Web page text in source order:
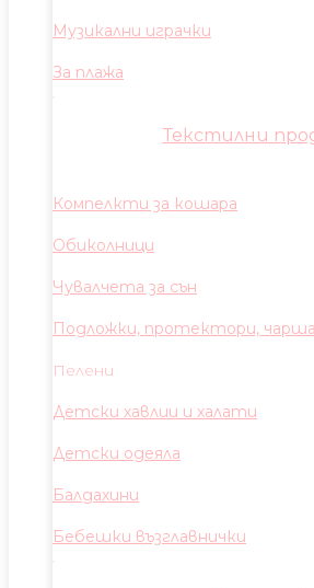
Музикални играчки
За плажа
Текстилни
Компелкти за кошара
Обиколници
Чувалчета за сън
Подложки, протектори,
Пелени
Детски хавлии и халати
Детски одеяла
Балдахини
Бебешки възглавнички